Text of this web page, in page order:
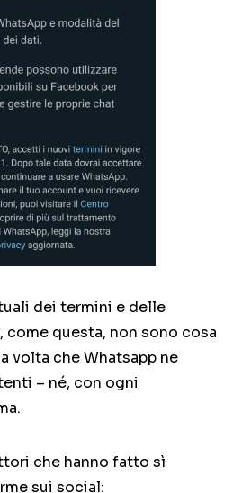
dei termini e delle
questa, non sono cosa
volta che Whatsapp ne
– né, con ogni
che hanno fatto sì
sui social: